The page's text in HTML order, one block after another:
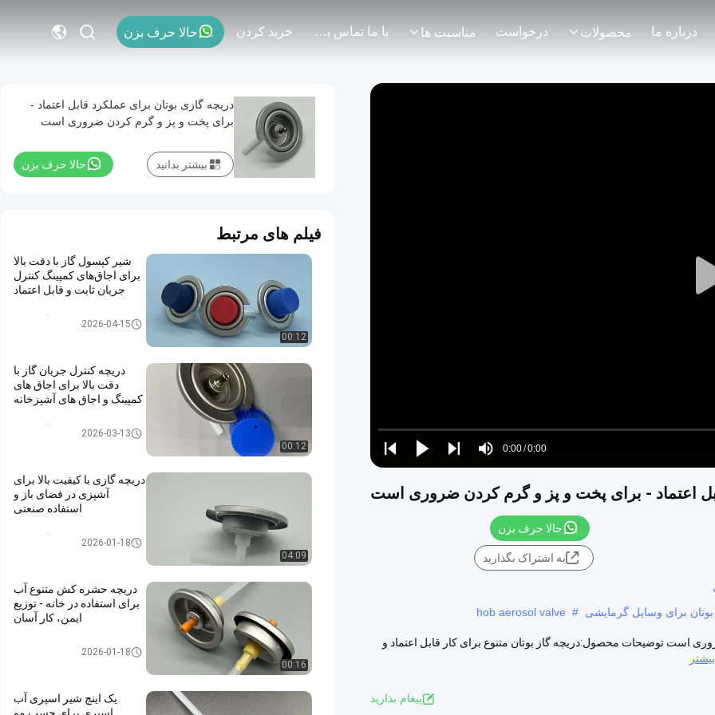
درباره ما محصولات درخواست مناسبت ها با ما تماس بگیرید خريد كردن حالا حرف بزن
Play
Play
Play
Play
Mute
Time
0:00/0:00
Loaded:
0%
اعتماد - برای پخت و پز و گرم کردن ضروری است
حالا حرف بزن
به اشتراک بگذارید
برای وسایل گرمایشی #
hob aerosol valve
است توضیحات محصول:دریچه گاز بوتان متنوع برای کار قابل اعتماد و
پيغام بذاريد
دریچه گازی بوتان برای عملکرد قابل اعتماد -
برای پخت و پز و گرم کردن ضروری است
حالا حرف بزن بیشتر بدانید
فیلم های مرتبط
00:12
شیر کپسول گاز با دقت بالا
برای اجاق‌های کمپینگ کنترل
جریان ثابت و قابل اعتماد
شیر کارتریج گاز بوتان2026-04-15
00:12
دریچه کنترل جریان گاز با
دقت بالا برای اجاق های
کمپینگ و اجاق های آشپزخانه
شیر کارتریج گاز بوتان2026-03-13
04:09
دریچه گازی با کیفیت بالا برای
آشپزی در فضای باز و
استفاده صنعتی
شیر کارتریج گاز بوتان2026-01-18
00:16
دریچه حشره کش متنوع آب
برای استفاده در خانه - توزیع
ایمن، کار آسان
water alcohol based insecticid
2026-01-18
یک اینچ شیر اسپری آب